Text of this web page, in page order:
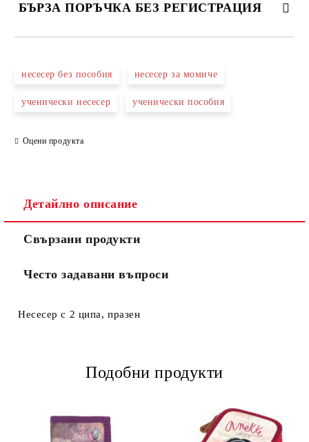
БЪРЗА ПОРЪЧКА БЕЗ РЕГИСТРАЦИЯ
несесер без пособия несесер за момиче
ученически несесер ученически пособия
Оцени продукта
Детайлно описание
Свързани продукти
Често задавани въпроси
Несесер с 2 ципа, празен
Подобни продукти